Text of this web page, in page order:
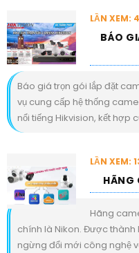
LẦN XEM:
BÁO
Báo giá trọn gói lắp đặt
vụ cung cấp hệ thống
nổi tiếng Hikvision, kết hợp
LẦN XEM:
HÃNG
Hãng
chính là Nikon. Được thành
ngừng đổi mới công nghệ